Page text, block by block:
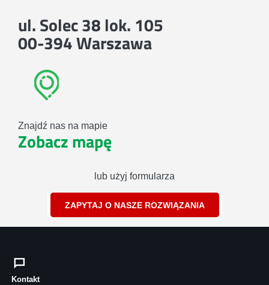
ul. Solec 38 lok. 105
00-394 Warszawa
Znajdź nas na mapie
Zobacz mapę
lub użyj formularza
ZAPYTAJ O NASZE ROZWIĄZANIA
Kontakt